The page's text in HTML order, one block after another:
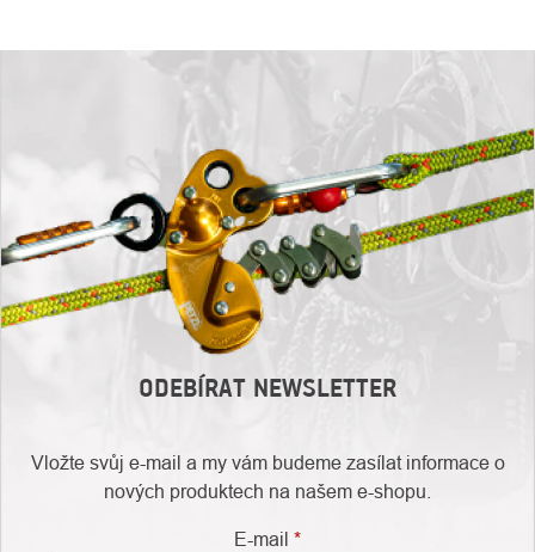
ODEBÍRAT NEWSLETTER
Vložte svůj e-mail a my vám budeme zasílat informace o
nových produktech na našem e-shopu.
E-mail